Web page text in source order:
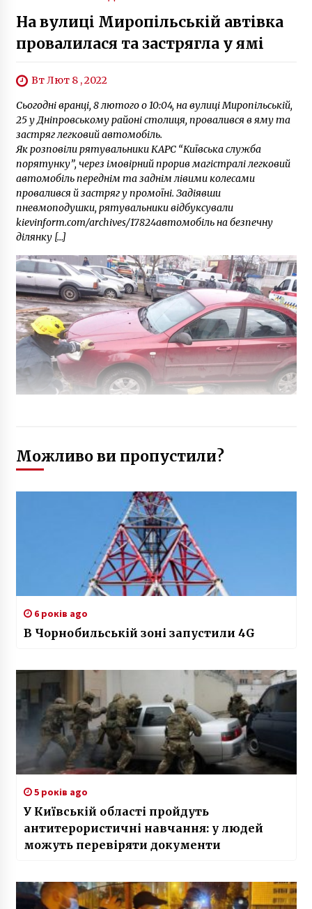
На вулиці Миропільській автівка
провалилася та застрягла у ямі
Вт Лют 8 , 2022
Сьогодні вранці, 8 лютого о 10:04, на вулиці Миропільській,
25 у Дніпровському районі столиця, провалився в яму та
застряг легковий автомобіль.
Як розповіли рятувальники КАРС “Київська служба
порятунку”, через імовірний прорив магістралі легковий
автомобіль переднім та заднім лівими колесами
провалився й застряг у промоїні. Задіявши
пневмоподушки, рятувальники відбуксували
kievinform.com/archives/17824автомобіль на безпечну
ділянку […]
Можливо ви пропустили?
6 років ago
В Чорнобильській зоні запустили 4G
5 років ago
У Київській області пройдуть
антитерористичні навчання: у людей
можуть перевіряти документи